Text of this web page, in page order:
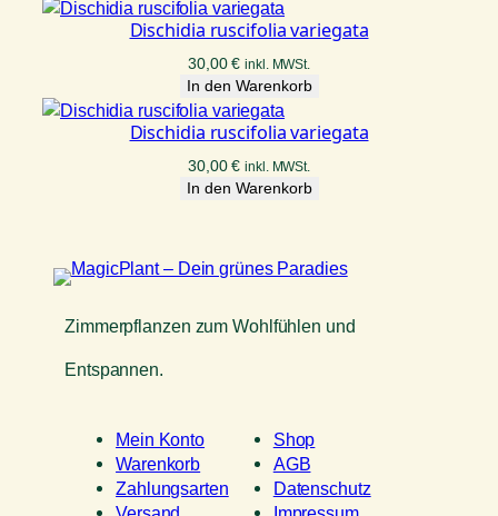
Dischidia ruscifolia variegata
30,00€ inkl. MWSt.
In den Warenkorb
Dischidia ruscifolia variegata
30,00€ inkl. MWSt.
In den Warenkorb
Zimmerpflanzen zum Wohlfühlen und
Entspannen.
Mein Konto
Warenkorb
Zahlungsarten
Shop
AGB
Datenschutz